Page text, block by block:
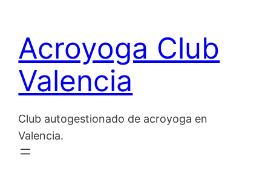
content
Acroyoga Club
Valencia
Club autogestionado de acroyoga en
Valencia.